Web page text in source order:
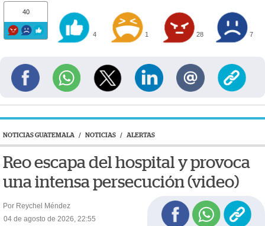
40
4 1 28 7
NOTICIAS GUATEMALA / NOTICIAS / ALERTAS
Reo escapa del hospital y provoca
una intensa persecución (video)
Por Reychel Méndez
04 de agosto de 2026, 22:55